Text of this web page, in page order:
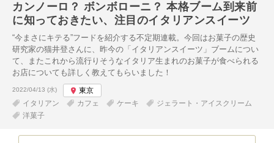
カンノーロ？ ボンボローニ？ 本格ブーム到来前
に知っておきたい、注目のイタリアンスイーツ
“今まさにキテる”フードを紹介する不定期連載。今回はお菓子の歴史
研究家の猫井登さんに、昨今の「イタリアンスイーツ」ブームについ
て、またこれから流行りそうなイタリア生まれのお菓子が食べられる
お店についても詳しく教えてもらいました！
投稿日:
2022/04/13 (水)
東京
イタリアン
カフェ ケーキ
ジェラート・アイスクリーム
洋菓子